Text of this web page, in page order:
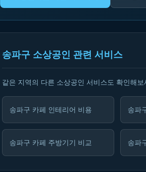
송파구 소상공인 관련 서비스
같은 지역의 다른 소상공인 서비스도 확인해보
송파구 카페 인테리어 비용 송파
송파구 카페 주방기기 비교 송파